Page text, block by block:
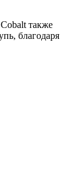
также
благодаря